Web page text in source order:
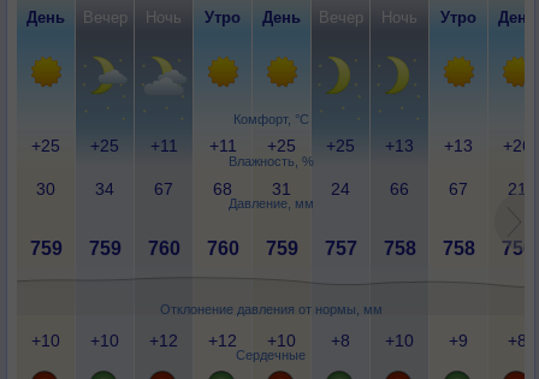
Комфорт, °C
Влажность, %
Давление, мм
Отклонение давления от нормы, мм
Сердечные
День Вечер Ночь Утро День Вечер Ночь Утро День
+25 +25 +11 +11 +25 +25 +13 +13 +26
30 34 67 68 31 24 66 67 21
759 759 760 760 759 757 758 758 756
+10 +10 +12 +12 +10 +8 +10 +9 +8